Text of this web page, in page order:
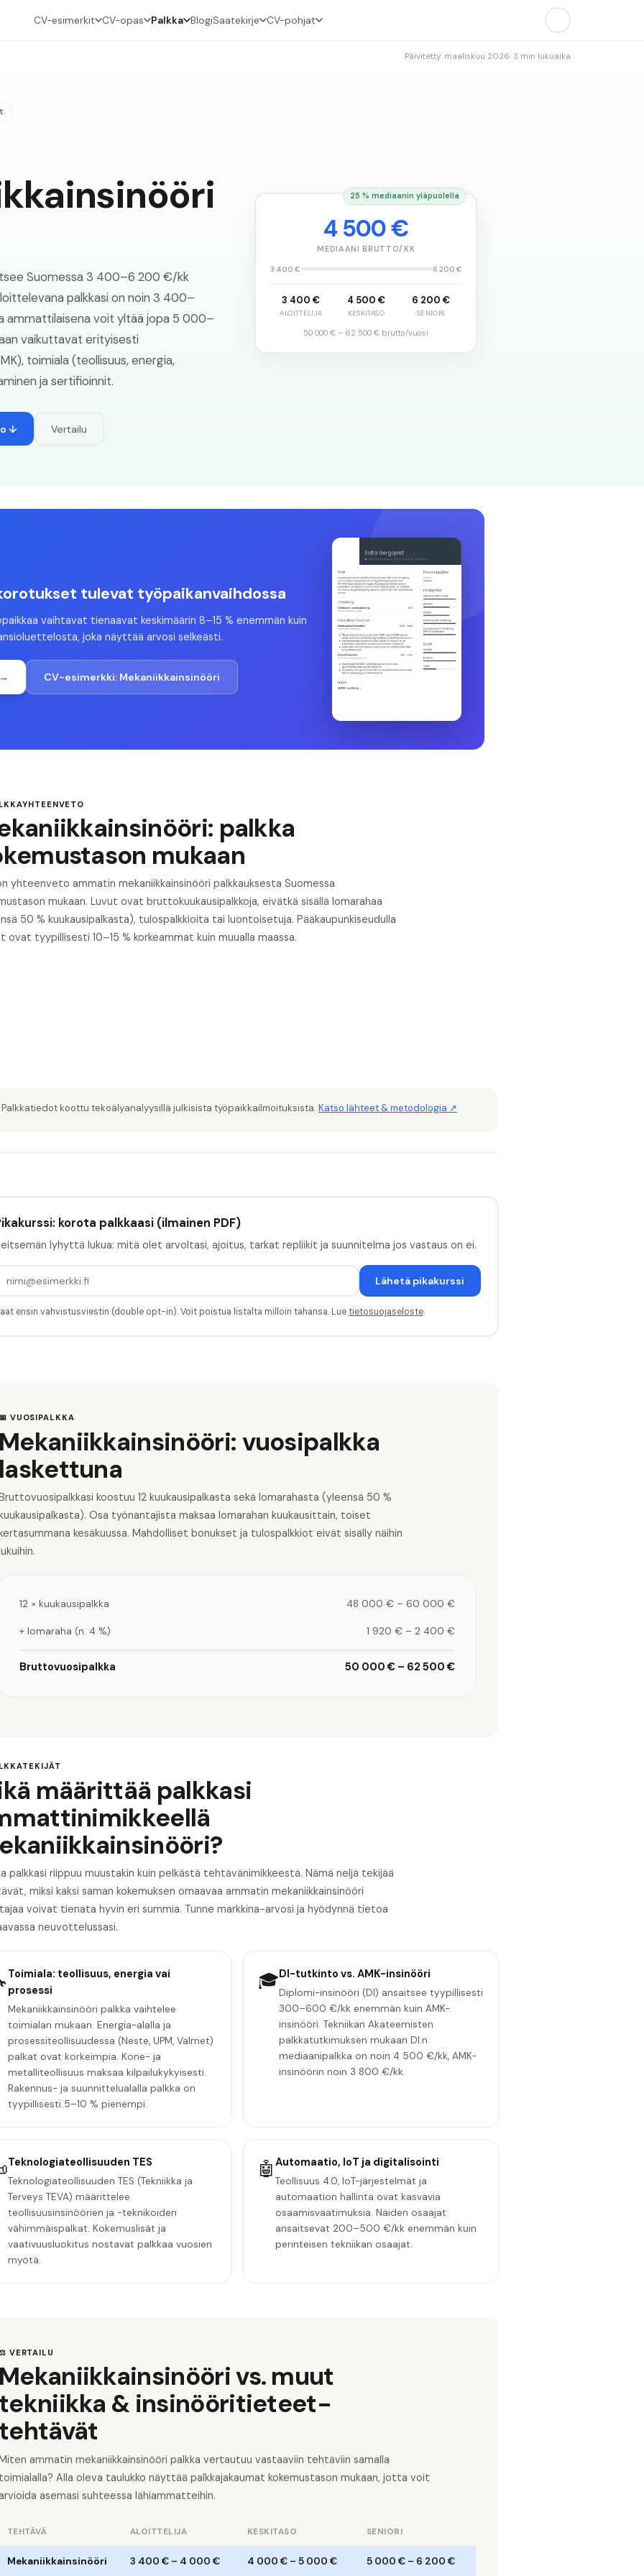
CV-esimerkit CV-opas Palkka BlogiSaatekirje CV-pohjat
Päivitetty: maaliskuu 2026· 3 min lukuaika
Suomessa 3 400–6 200 €/kk
palkkasi on noin 3 400–
ammattilaisena voit yltää jopa 5 000–
vaikuttavat erityisesti
toimiala (teollisuus, energia,
ja sertifioinnit.
↓ Vertailu
25 % mediaanin yläpuolella
4 500 €
MEDIAANI BRUTTO/KK
3 400 € 6 200 €
3 400 €
ALOITTELIJA
4 500 €
KESKITASO
6 200 €
SENIORI
50 000 € – 62 500 € brutto/vuosi
tulevat työpaikanvaihdossa
vaihtavat tienaavat keskimäärin 8–15 % enemmän kuin
joka näyttää arvosi selkeästi.
CV-esimerkki: Mekaniikkainsinööri
palkka
mukaan
yhteenveto ammatin mekaniikkainsinööri palkkauksesta Suomessa
mukaan. Luvut ovat bruttokuukausipalkkoja, eivätkä sisällä lomarahaa
50 % kuukausipalkasta), tulospalkkioita tai luontoisetuja. Pääkaupunkiseudulla
ovat tyypillisesti 10–15 % korkeammat kuin muualla maassa.
Palkkatiedot koottu tekoälyanalyysillä julkisista työpaikkailmoituksista. Katso lähteet & metodologia ↗
korota palkkaasi (ilmainen PDF)
lyhyttä lukua: mitä olet arvoltasi, ajoitus, tarkat repliikit ja suunnitelma jos vastaus on ei.
Lähetä pikakurssi
ensin vahvistusviestin (double opt-in). Voit poistua listalta milloin tahansa. Luetietosuojaseloste.
VUOSIPALKKA
vuosipalkka
koostuu 12 kuukausipalkasta sekä lomarahasta (yleensä 50 %
Osa työnantajista maksaa lomarahan kuukausittain, toiset
kesäkuussa. Mahdolliset bonukset ja tulospalkkiot eivät sisälly näihin
12 × kuukausipalkka 48 000 € – 60 000 €
+ lomaraha (n. 4 %) 1 920 € – 2 400 €
Bruttovuosipalkka 50 000 € – 62 500 €
määrittää palkkasi
palkkasi riippuu muustakin kuin pelkästä tehtävänimikkeestä. Nämä neljä tekijää
miksi kaksi saman kokemuksen omaavaa ammatin mekaniikkainsinööri
voivat tienata hyvin eri summia. Tunne markkina-arvosi ja hyödynnä tietoa
neuvottelussasi.
Toimiala: teollisuus, energia vai
prosessi
Mekaniikkainsinööri palkka vaihtelee
toimialan mukaan. Energia-alalla ja
prosessiteollisuudessa (Neste, UPM, Valmet)
palkat ovat korkeimpia. Kone- ja
metalliteollisuus maksaa kilpailukykyisesti.
Rakennus- ja suunnittelualalla palkka on
tyypillisesti 5–10 % pienempi.
🎓DI-tutkinto vs. AMK-insinööri
Diplomi-insinööri (DI) ansaitsee tyypillisesti
300–600 €/kk enemmän kuin AMK-
insinööri. Tekniikan Akateemisten
palkkatutkimuksen mukaan DI:n
mediaanipalkka on noin 4 500 €/kk, AMK-
insinöörin noin 3 800 €/kk.
Teknologiateollisuuden TES
Teknologiateollisuuden TES (Tekniikka ja
Terveys TEVA) määrittelee
teollisuusinsinöörien ja -teknikoiden
vähimmäispalkat. Kokemuslisät ja
vaativuusluokitus nostavat palkkaa vuosien
myötä.
🤖 Automaatio, IoT ja digitalisointi
Teollisuus 4.0, IoT-järjestelmät ja
automaation hallinta ovat kasvavia
osaamisvaatimuksia. Näiden osaajat
ansaitsevat 200–500 €/kk enemmän kuin
perinteisen tekniikan osaajat.
VERTAILU
vs. muut
& insinööritieteet-
ammatin mekaniikkainsinööri palkka vertautuu vastaaviin tehtäviin samalla
Alla oleva taulukko näyttää palkkajakaumat kokemustason mukaan, jotta voit
asemasi suhteessa lähiammatteihin.
TEHTÄVÄ ALOITTELIJA KESKITASO SENIORI
Mekaniikkainsinööri 3 400 € – 4 000 € 4 000 € – 5 000 € 5 000 € – 6 200 €